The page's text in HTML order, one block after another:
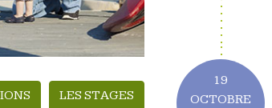
LES STAGES
19
OCTOBRE